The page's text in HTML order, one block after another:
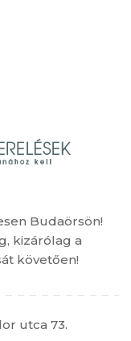
Budaörsön!
kizárólag a
követően!
utca 73.